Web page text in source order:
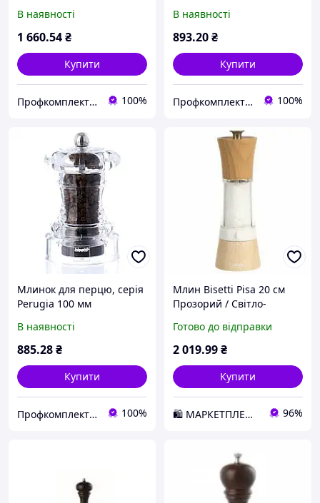
В наявності
1 660.54₴
Купити
Профкомплект - Сервіс 100%
В наявності
893.20₴
Купити
Профкомплект - Сервіс 100%
Млинок для перцю, серія
Perugia 100 мм
В наявності
885.28₴
Купити
Профкомплект - Сервіс 100%
Млин Bisetti Pisa 20 см
Прозорий / Світло-
2026
Готово до відправки
2 019.99₴
Купити
🛍️ МАРКЕТПЛЕЙС DMD 96%